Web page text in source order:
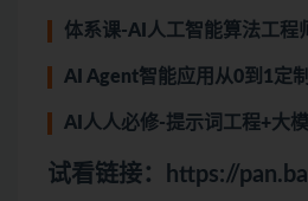
体系课-AI人工智能算法工程
AI Agent智能应用从0到1定制
AI人人必修-提示词工程+大
试看链接： https://